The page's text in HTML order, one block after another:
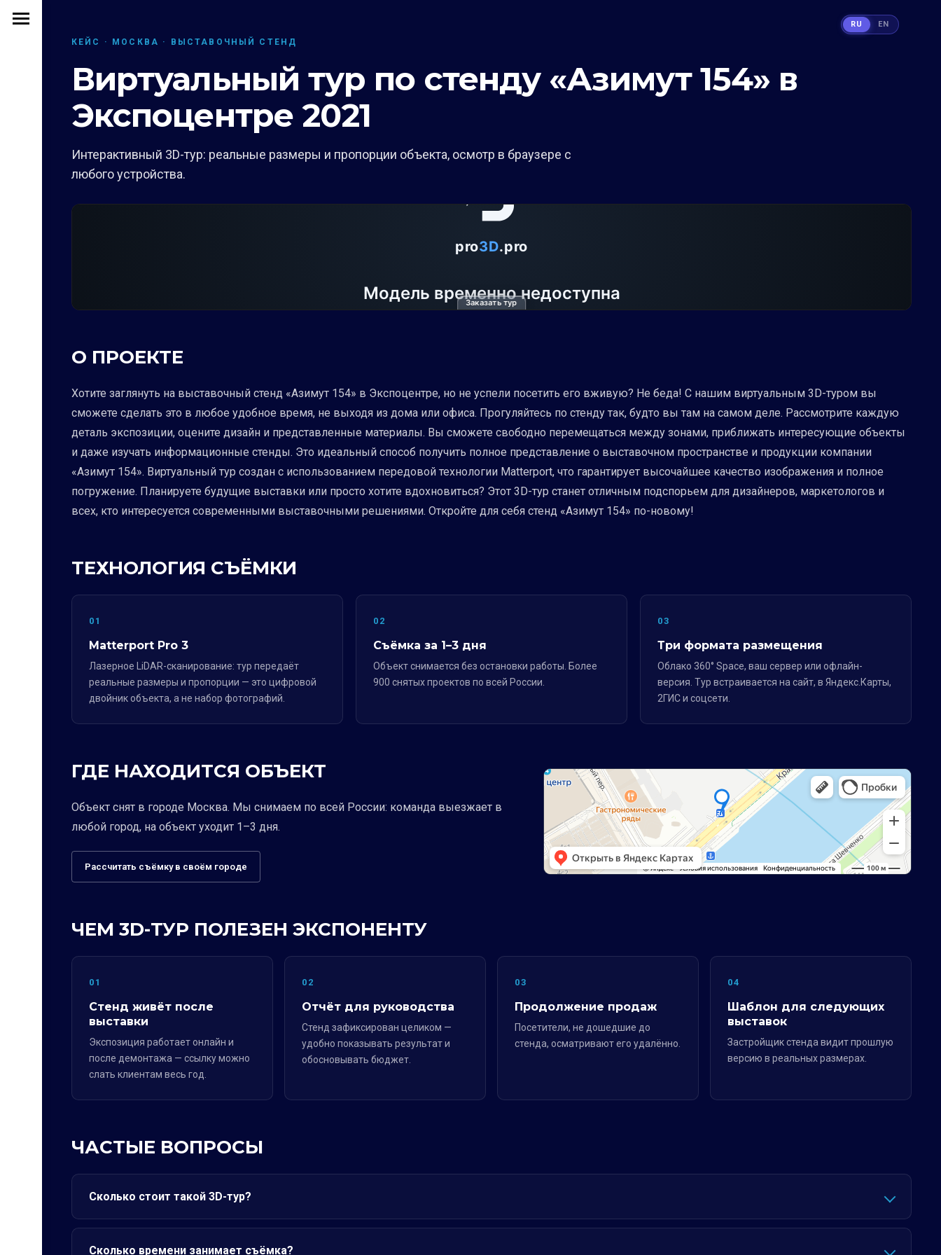
КЕЙС · МОСКВА · ВЫСТАВОЧНЫЙ СТЕНД
Виртуальный тур по стенду «Азимут 154» в
Экспоцентре 2021
Интерактивный 3D-тур: реальные размеры и пропорции объекта, осмотр в браузере с
любого устройства.
Заказать тур
О ПРОЕКТЕ
Хотите заглянуть на выставочный стенд «Азимут 154» в Экспоцентре, но не успели посетить его вживую? Не беда! С нашим виртуальным 3D-туром вы
сможете сделать это в любое удобное время, не выходя из дома или офиса. Прогуляйтесь по стенду так, будто вы там на самом деле. Рассмотрите каждую
деталь экспозиции, оцените дизайн и представленные материалы. Вы сможете свободно перемещаться между зонами, приближать интересующие объекты
и даже изучать информационные стенды. Это идеальный способ получить полное представление о выставочном пространстве и продукции компании
«Азимут 154». Виртуальный тур создан с использованием передовой технологии Matterport, что гарантирует высочайшее качество изображения и полное
погружение. Планируете будущие выставки или просто хотите вдохновиться? Этот 3D-тур станет отличным подспорьем для дизайнеров, маркетологов и
всех, кто интересуется современными выставочными решениями. Откройте для себя стенд «Азимут 154» по-новому!
ТЕХНОЛОГИЯ СЪЁМКИ
01
Matterport Pro 3
Лазерное LiDAR-сканирование: тур передаёт
реальные размеры и пропорции — это цифровой
двойник объекта, а не набор фотографий.
02
Съёмка за 1–3 дня
Объект снимается без остановки работы. Более
900 снятых проектов по всей России.
03
Три формата размещения
Облако 360° Space, ваш сервер или офлайн-
версия. Тур встраивается на сайт, в Яндекс.Карты,
2ГИС и соцсети.
ГДЕ НАХОДИТСЯ ОБЪЕКТ
Объект снят в городе Москва. Мы снимаем по всей России: команда выезжает в
любой город, на объект уходит 1–3 дня.
Рассчитать съёмку в своём городе
ЧЕМ 3D-ТУР ПОЛЕЗЕН ЭКСПОНЕНТУ
01
Стенд живёт после
выставки
Экспозиция работает онлайн и
после демонтажа — ссылку можно
слать клиентам весь год.
02
Отчёт для руководства
Стенд зафиксирован целиком —
удобно показывать результат и
обосновывать бюджет.
03
Продолжение продаж
Посетители, не дошедшие до
стенда, осматривают его удалённо.
04
Шаблон для следующих
выставок
Застройщик стенда видит прошлую
версию в реальных размерах.
ЧАСТЫЕ ВОПРОСЫ
Сколько стоит такой 3D-тур?
Сколько времени занимает съёмка?
RU EN